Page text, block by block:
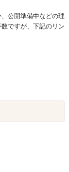
公開準備中などの理
ですが、下記のリン